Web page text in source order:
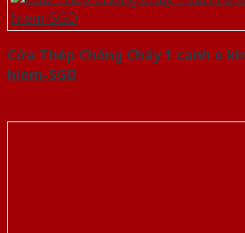
Cửa Thép Chống Cháy 1 canh o
hiem-SGD